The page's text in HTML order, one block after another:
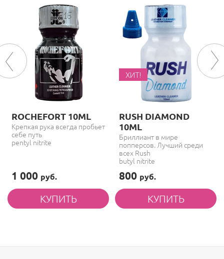
ROCHEFORT 10ML
Крепкая рука всегда пробьет
себе путь
pentyl nitrite
1 000 руб.
ХИТ!
RUSH DIAMOND
10ML
Бриллиант в мире
попперсов. Лучший среди
всех Rush
butyl nitrite
800 руб.